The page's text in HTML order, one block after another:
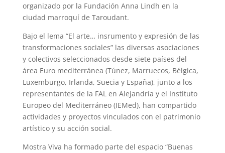
organizado por la Fundación Anna Lindh en la
ciudad marroquí de Taroudant.
Bajo el lema “El arte… insrumento y expresión de las
transformaciones sociales” las diversas asociaciones
y colectivos seleccionados desde siete países del
área Euro mediterránea (Túnez, Marruecos, Bélgica,
Luxemburgo, Irlanda, Suecia y España), junto a los
representantes de la FAL en Alejandría y el Instituto
Europeo del Mediterráneo (IEMed), han compartido
actividades y proyectos vinculados con el patrimonio
artístico y su acción social.
Mostra Viva ha formado parte del espacio “Buenas